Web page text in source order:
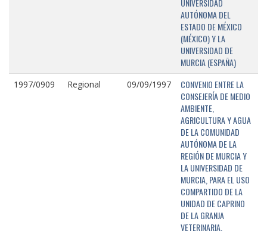
UNIVERSIDAD
AUTÓNOMA DEL
ESTADO DE MÉXICO
(MÉXICO) Y LA
UNIVERSIDAD DE
MURCIA (ESPAÑA)
1997/0909 Regional 09/09/1997
CONVENIO ENTRE LA
CONSEJERÍA DE MEDIO
AMBIENTE,
AGRICULTURA Y AGUA
DE LA COMUNIDAD
AUTÓNOMA DE LA
REGIÓN DE MURCIA Y
LA UNIVERSIDAD DE
MURCIA, PARA EL USO
COMPARTIDO DE LA
UNIDAD DE CAPRINO
DE LA GRANJA
VETERINARIA.